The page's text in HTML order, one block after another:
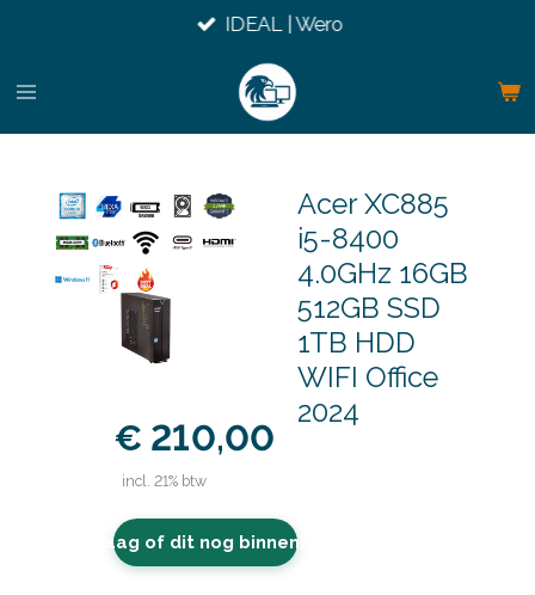
naar
IDEAL | Wero
Acer XC885
i5-8400
4.0GHz 16GB
512GB SSD
1TB HDD
WIFI Office
2024
€ 210,00
incl. 21% btw
Vraag of dit nog binnenkomt